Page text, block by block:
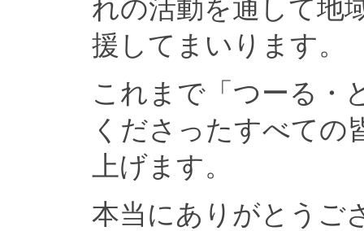
れの活動を通して地
援してまいります。
これまで「つーる・
くださったすべての
上げます。
本当にありがとうご